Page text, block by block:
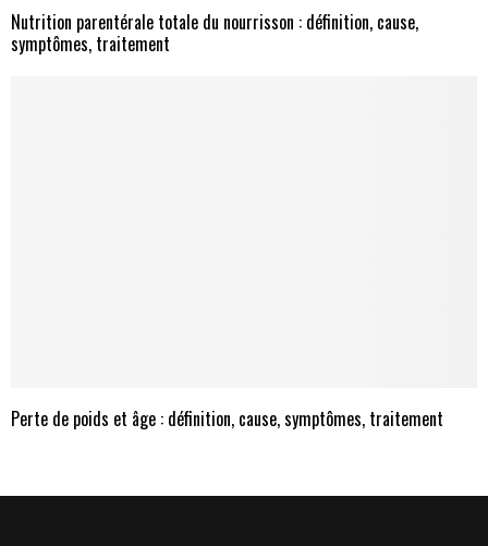
Nutrition parentérale totale du nourrisson : définition, cause,
symptômes, traitement
Perte de poids et âge : définition, cause, symptômes, traitement